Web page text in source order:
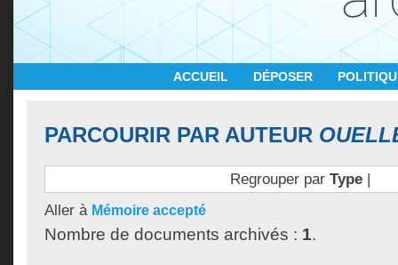
ACCUEIL DÉPOSER
PARCOURIR PAR AUTEUR
Regrouper par Type|
Aller à Mémoire accepté
Nombre de documents archivés : 1.